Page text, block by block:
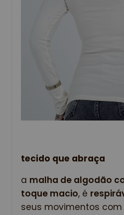
tecido que abraça
a malha de algodão
toque macio, é